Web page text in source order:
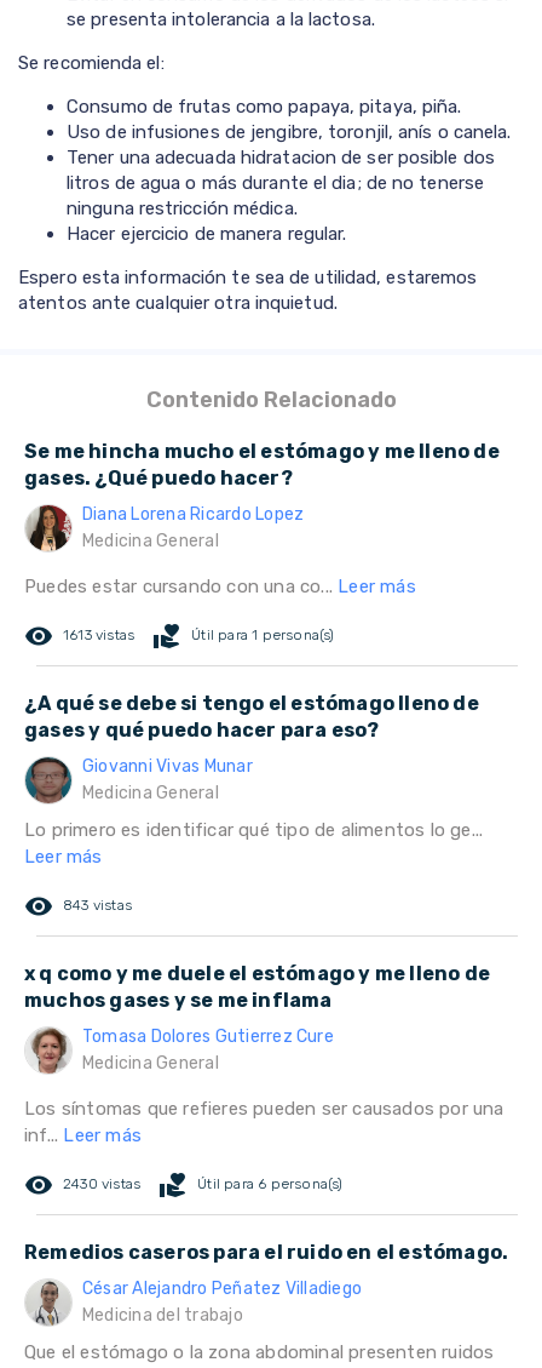
se presenta intolerancia a la lactosa.
Se recomienda el:
Consumo de frutas como papaya, pitaya, piña.
Uso de infusiones de jengibre, toronjil, anís o canela.
Tener una adecuada hidratacion de ser posible dos
litros de agua o más durante el dia; de no tenerse
ninguna restricción médica.
Hacer ejercicio de manera regular.
Espero esta información te sea de utilidad, estaremos
atentos ante cualquier otra inquietud.
Contenido Relacionado
Se me hincha mucho el estómago y me lleno de
gases. ¿Qué puedo hacer?
Diana Lorena Ricardo Lopez
Medicina General
Puedes estar cursando con una co... Leer más
remove_red_eye 1613 vistas volunteer_activism Útil para 1 persona(s)
¿A qué se debe si tengo el estómago lleno de
gases y qué puedo hacer para eso?
Giovanni Vivas Munar
Medicina General
Lo primero es identificar qué tipo de alimentos lo ge...
Leer más
remove_red_eye 843 vistas
x q como y me duele el estómago y me lleno de
muchos gases y se me inflama
Tomasa Dolores Gutierrez Cure
Medicina General
Los síntomas que refieres pueden ser causados por una
inf... Leer más
remove_red_eye 2430 vistas volunteer_activism Útil para 6 persona(s)
Remedios caseros para el ruido en el estómago.
César Alejandro Peñatez Villadiego
Medicina del trabajo
Que el estómago o la zona abdominal presenten ruidos